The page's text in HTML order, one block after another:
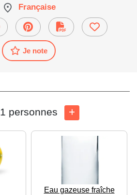
Française
Je note
1 personnes
Eau gazeuse fraîche